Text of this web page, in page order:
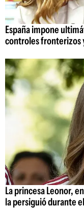
España impone
controles fronterizos
La princesa Leonor,
la persiguió durante